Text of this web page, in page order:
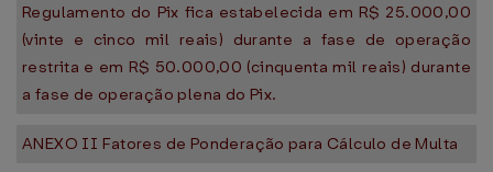
Regulamento do Pix fica estabelecida em R$ 25.000,00
(vinte e cinco mil reais) durante a fase de operação
restrita e em R$ 50.000,00 (cinquenta mil reais) durante
a fase de operação plena do Pix.
ANEXO II Fatores de Ponderação para Cálculo de Multa